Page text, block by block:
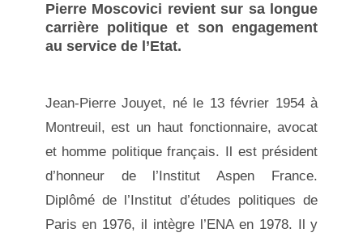
Pierre Moscovici revient sur sa longue
carrière politique et son engagement
au service de l’Etat.
Jean-Pierre Jouyet, né le 13 février 1954 à
Montreuil, est un haut fonctionnaire, avocat
et homme politique français. Il est président
d’honneur de l’Institut Aspen France.
Diplômé de l’Institut d’études politiques de
Paris en 1976, il intègre l’ENA en 1978. Il y